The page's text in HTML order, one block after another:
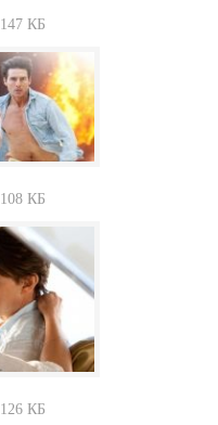
147 КБ
108 КБ
126 КБ